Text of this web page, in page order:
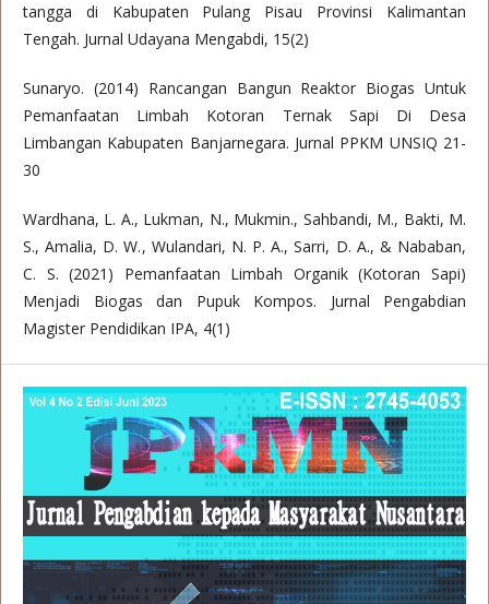
tangga di Kabupaten Pulang Pisau Provinsi Kalimantan
Tengah. Jurnal Udayana Mengabdi, 15(2)
Sunaryo. (2014) Rancangan Bangun Reaktor Biogas Untuk
Pemanfaatan Limbah Kotoran Ternak Sapi Di Desa
Limbangan Kabupaten Banjarnegara. Jurnal PPKM UNSIQ 21-
30
Wardhana, L. A., Lukman, N., Mukmin., Sahbandi, M., Bakti, M.
S., Amalia, D. W., Wulandari, N. P. A., Sarri, D. A., & Nababan,
C. S. (2021) Pemanfaatan Limbah Organik (Kotoran Sapi)
Menjadi Biogas dan Pupuk Kompos. Jurnal Pengabdian
Magister Pendidikan IPA, 4(1)